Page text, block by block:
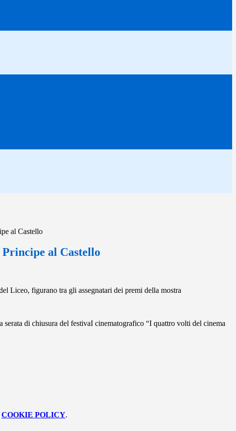
al Castello
al Castello
Liceo, figurano tra gli assegnatari dei premi della mostra
di chiusura del festivaI cinematografico “I quattro volti del cinema
COOKIE POLICY.